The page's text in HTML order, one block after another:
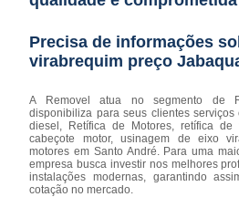
Precisa de informações
virabrequim preço
A Removel atua no segmento de
disponibiliza para seus clientes
diesel, Retífica de Motores, retífica de
cabeçote motor, usinagem de eixo
motores em Santo André. Para uma
empresa busca investir nos melhores
instalações modernas, garantindo
cotação no mercado.